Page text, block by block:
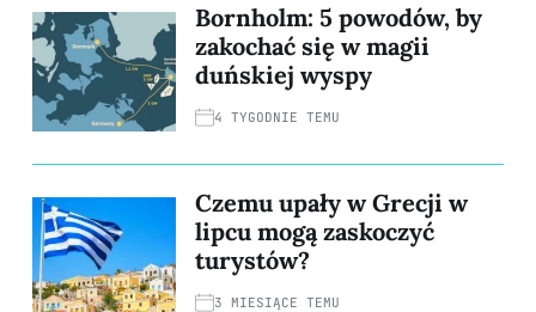
Bornholm: 5 powodów, by
zakochać się w magii
duńskiej wyspy
4 TYGODNIE TEMU
Czemu upały w Grecji w
lipcu mogą zaskoczyć
turystów?
3 MIESIĄCE TEMU